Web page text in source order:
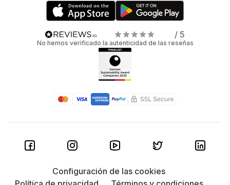
/ 5
No hemos verificado la autenticidad de las reseñas
Configuración de las cookies